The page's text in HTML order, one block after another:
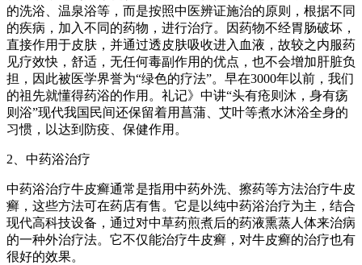
的洗浴、温泉浴等，而是按照中医辨证施治的原则，根据不同
的疾病，加入不同的药物，进行治疗。因药物不经胃肠破坏，
直接作用于皮肤，并通过透皮肤吸收进入血液，故较之内服药
见疗效快，舒适，无任何毒副作用的优点，也不会增加肝脏负
担，因此被医学界誉为“绿色的疗法”。早在3000年以前，我们
的祖先就懂得药浴的作用。礼记》中讲“头有疮则沐，身有疡
则浴”现代我国民间还保留着用菖蒲、艾叶等煮水沐浴全身的
习惯，以达到防疫、保健作用。
2、中药浴治疗
中药浴治疗牛皮癣通常是指用中药外洗、擦药等方法治疗牛皮
癣，这些方法可在药店有售。它是以纯中药浴治疗为主，结合
现代高科技设备，通过对中草药煎煮后的药液熏蒸人体来治病
的一种外治疗法。它不仅能治疗牛皮癣，对牛皮癣的治疗也有
很好的效果。